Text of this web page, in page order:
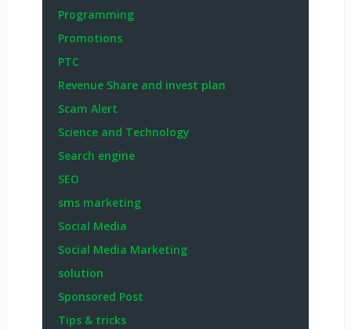
Programming
Promotions
PTC
Revenue Share and invest plan
Scam Alert
Science and Technology
Search engine
SEO
sms marketing
Social Media
Social Media Marketing
solution
Sponsored Post
Tips & tricks